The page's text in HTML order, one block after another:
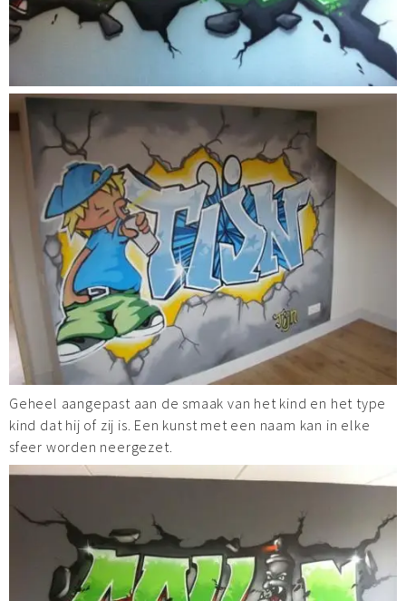
Geheel aangepast aan de smaak van het kind en het type
kind dat hij of zij is. Een kunst met een naam kan in elke
sfeer worden neergezet.